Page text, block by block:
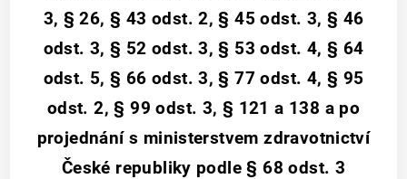
3, § 26, § 43 odst. 2, § 45 odst. 3, § 46
odst. 3, § 52 odst. 3, § 53 odst. 4, § 64
odst. 5, § 66 odst. 3, § 77 odst. 4, § 95
odst. 2, § 99 odst. 3, § 121 a 138 a po
projednání s ministerstvem zdravotnictví
České republiky podle § 68 odst. 3